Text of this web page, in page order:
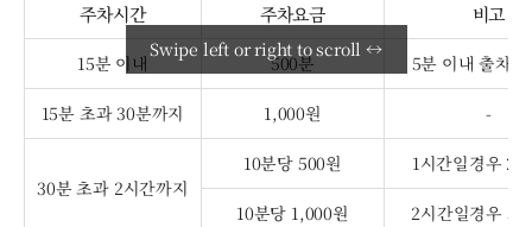
Swipe left or right to scroll ↔
주차시간 주차요금 비고
15분 이내 500분 5분 이내 출차
15분 초과 30분까지 1,000원 -
30분 초과 2시간까지
10분당 500원 1시간일경우
10분당 1,000원 2시간일경우